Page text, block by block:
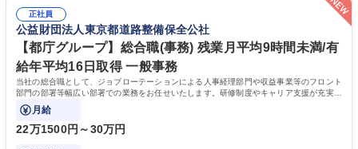
募集職種 【大阪・京都・滋賀】営業事務 ※未経験可
により、キーエンスの付加価値向上に貢献します。ベースの定型業務に加
えて、お客様や社員の状況に合わせ、能動的なサポート、改善の動きも期
待され。組織を支えるスペシャリストとして、チームに貢献し、結果的に
社員から頼られる存在になることができます。平均19:30の退勤以降の業
務の持ち帰りも禁止されており、メリハリのある働き方となります。 学
歴・資格 学歴：大学院 大学 高専 短大 語学力： 資格：
正社員
公益財団法人東京都道路整備保全公社
【都庁グループ】総合職(事務) 残業月平均9時間未満/有
給年平均16日取得 一般事務
当社の総合職として、ジョブローテーションによる人事経理部門や収益事業等のフロント
部門の部署等幅広い部署での業務をお任せいたします。研修制度やキャリア支援が充実し
ております！ ※下記業務詳細
月給
22万1500円～30万円